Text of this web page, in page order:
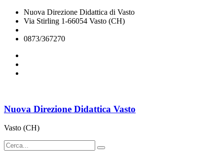
Nuova Direzione Didattica di Vasto
Via Stirling 1-66054 Vasto (CH)
0873/367270
Nuova Direzione Didattica Vasto
Vasto (CH)